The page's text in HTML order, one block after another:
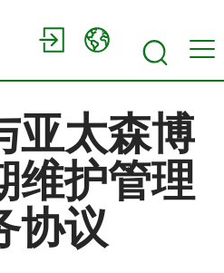
亚太森博
维护管理
协议